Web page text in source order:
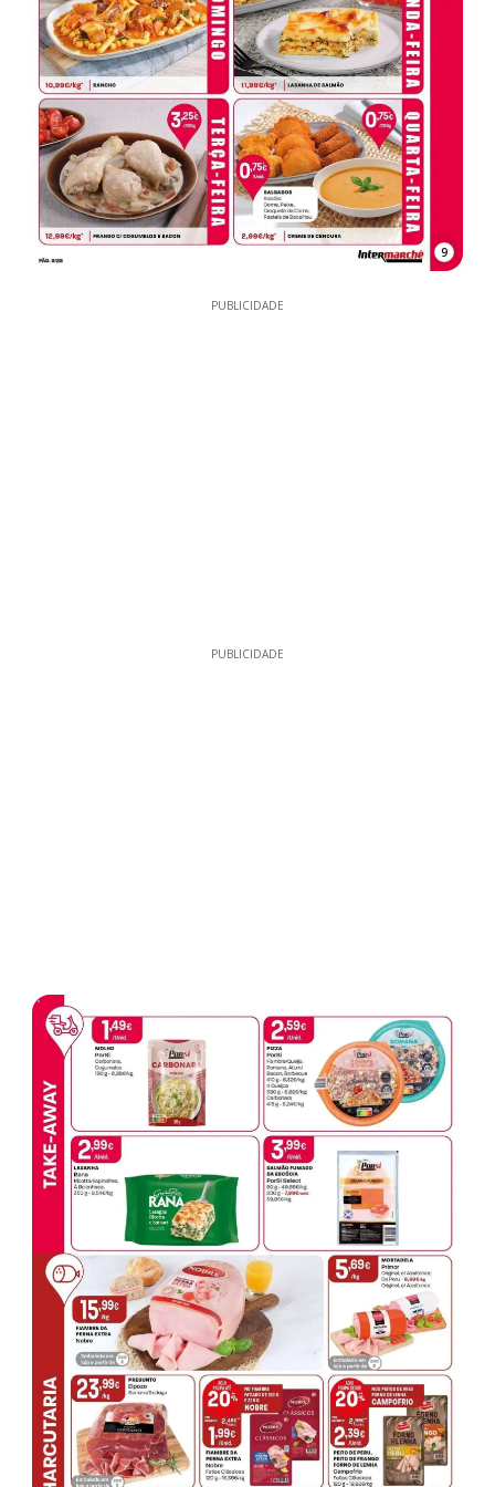
9
PUBLICIDADE
PUBLICIDADE